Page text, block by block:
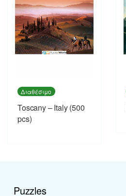
Διαθέσιμο
Toscany – Italy (500
pcs)
Puzzles